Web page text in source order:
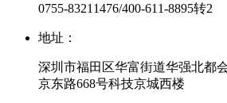
0755-83211476/400-611-8895转2
地址：
深圳市福田区华富街道华强北都
京东路668号科技京城西楼